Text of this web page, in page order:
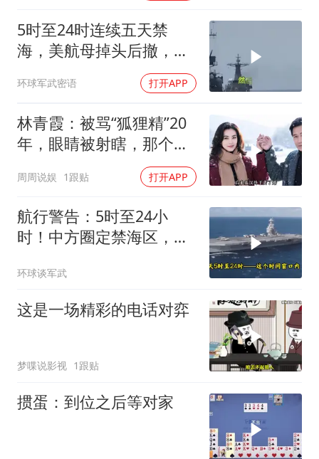
5时至24时连续五天禁
海，美航母掉头后撤，黄
环球军武密语 打开APP
林青霞：被骂“狐狸精”20
年，眼睛被射瞎，那个男
人只问了一句“谁来出机票
钱？”
周周说娱 1跟贴 打开APP
航行警告：5时至24小
时！中方圈定禁海区，美
权已定
环球谈军武
这是一场精彩的电话对弈
梦喋说影视 1跟贴
掼蛋：到位之后等对家